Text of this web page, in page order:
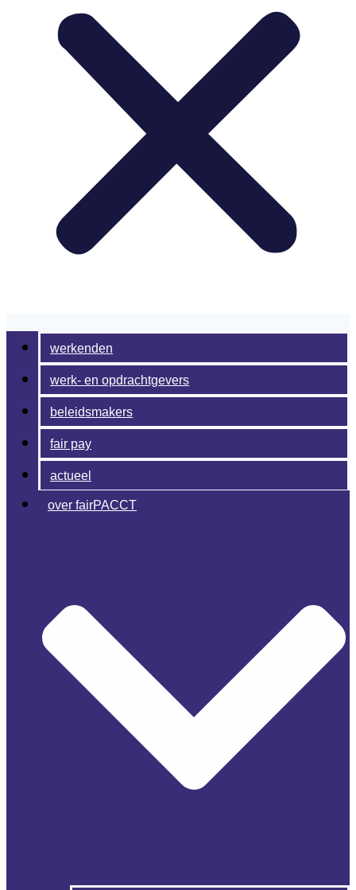
werkenden
werk- en opdrachtgevers
beleidsmakers
fair pay
actueel
over fairPACCT